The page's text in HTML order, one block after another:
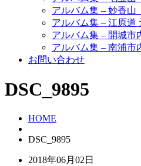
アルバム集 – 妙香山
アルバム集 – 江原道
アルバム集 – 開城市
アルバム集 – 南浦市
お問い合わせ
DSC_9895
HOME
DSC_9895
2018年06月02日